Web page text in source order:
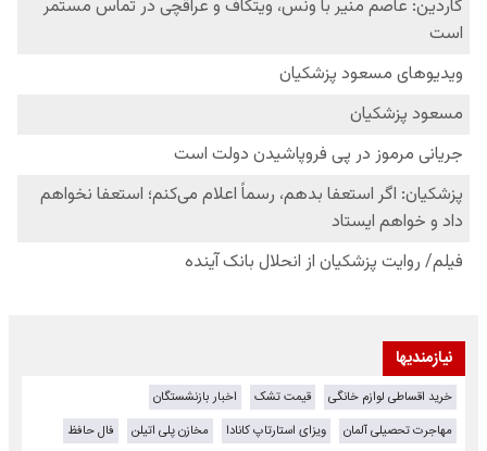
نیازمندیها
خرید اقساطی لوازم خانگی قیمت تشک
اخبار بازنشستگان
مهاجرت تحصیلی آلمان
ویزای استارتاپ کانادا مخازن پلی اتیلن
فال حافظ